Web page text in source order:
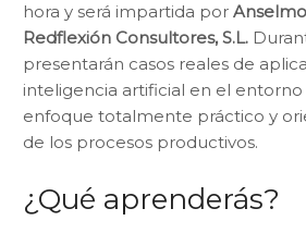
hora y será impartida por
Redflexión Consultores, S.L.
presentarán casos reales de
inteligencia artificial en el
enfoque totalmente práctico y
de los procesos productivos.
¿Qué aprenderás?